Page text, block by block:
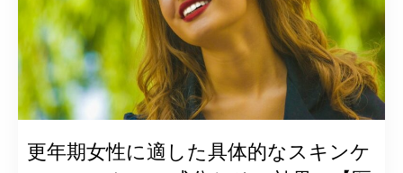
更年期女性に適した具体的なスキンケ